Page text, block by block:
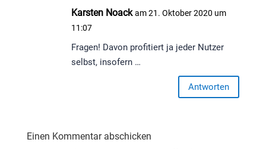
Karsten Noack am 21. Oktober 2020 um
11:07
Fragen! Davon profitiert ja jeder Nutzer
selbst, insofern …
Antworten
Einen Kommentar abschicken